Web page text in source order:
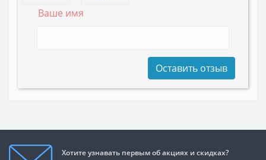
Ваше имя
Оставить отзыв
Хотите узнавать первым об акциях и скидках?